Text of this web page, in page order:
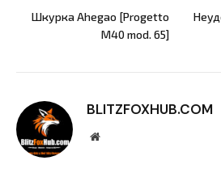
Шкурка Ahegao [Progetto
M40 mod. 65]
BLITZFOXHUB.COM
Website